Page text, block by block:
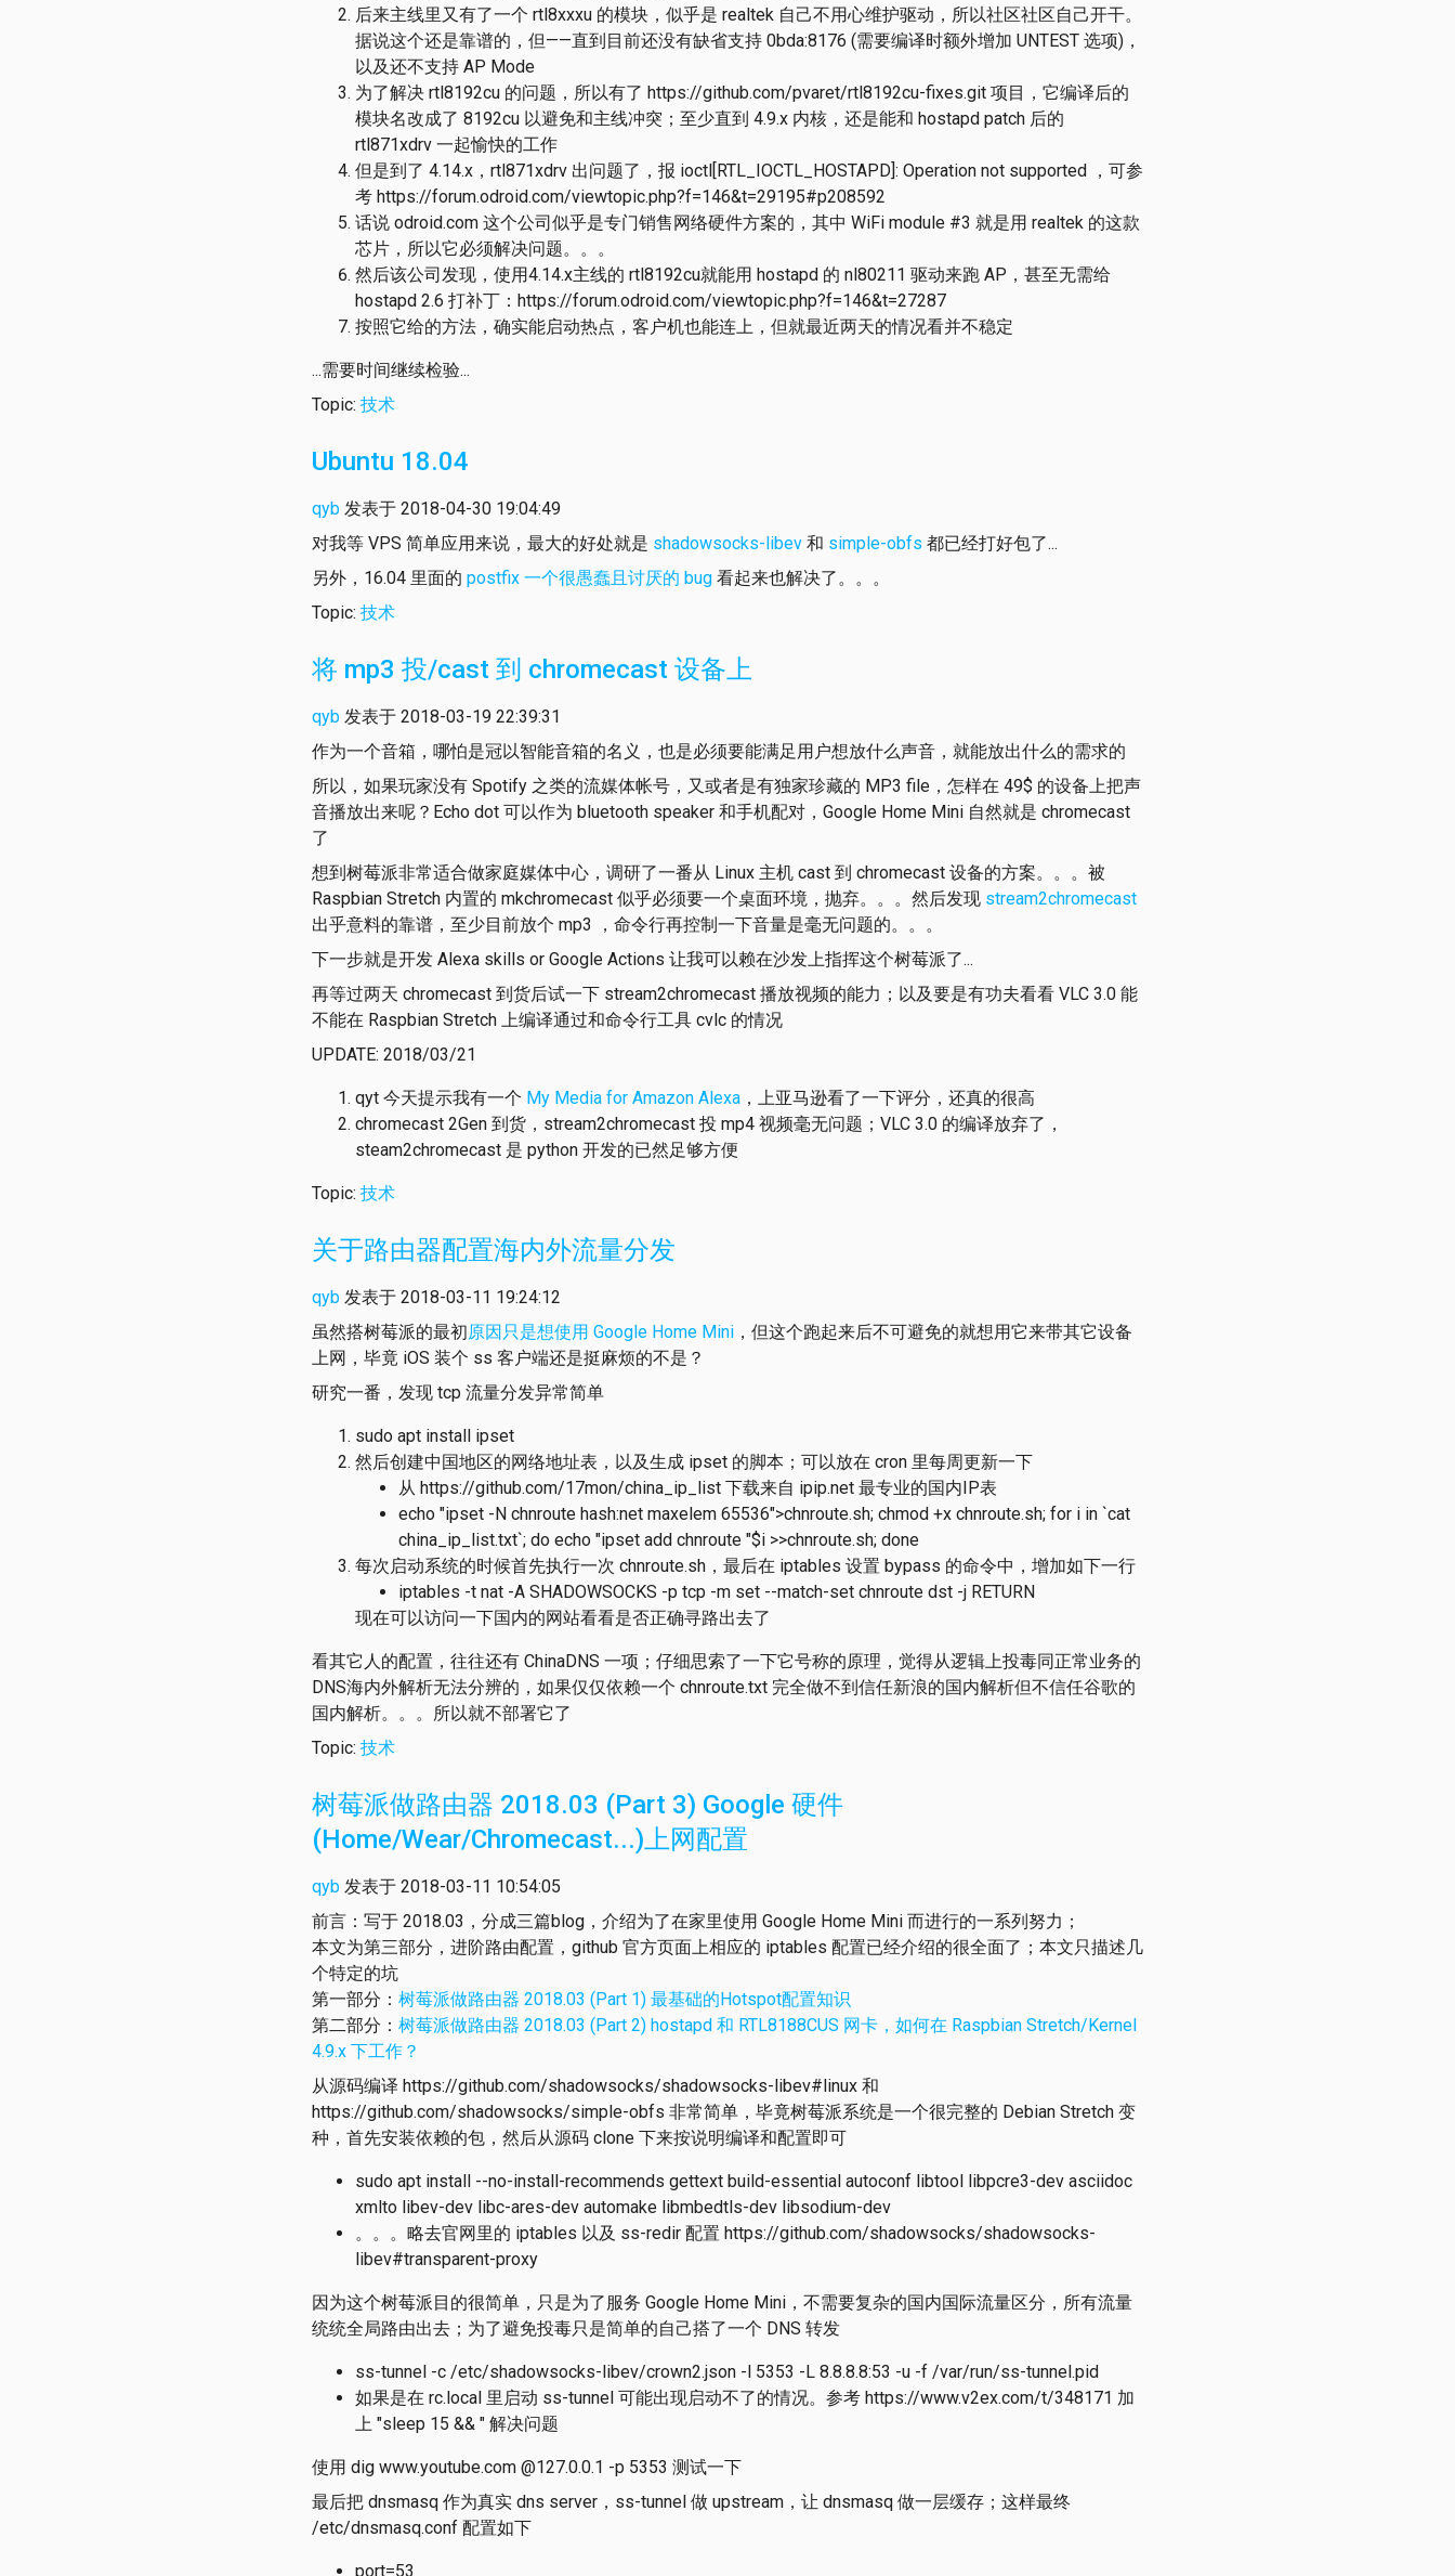
后来主线里又有了一个 rtl8xxxu 的模块，似乎是 realtek 自己不用心维护驱动，所以社区社区自己开干。
据说这个还是靠谱的，但——直到目前还没有缺省支持 0bda:8176 (需要编译时额外增加 UNTEST 选项)，
以及还不支持 AP Mode
为了解决 rtl8192cu 的问题，所以有了 https://github.com/pvaret/rtl8192cu-fixes.git 项目，它编译后的
模块名改成了 8192cu 以避免和主线冲突；至少直到 4.9.x 内核，还是能和 hostapd patch 后的
rtl871xdrv 一起愉快的工作
但是到了 4.14.x，rtl871xdrv 出问题了，报 ioctl[RTL_IOCTL_HOSTAPD]: Operation not supported ，可参
考 https://forum.odroid.com/viewtopic.php?f=146&t=29195#p208592
话说 odroid.com 这个公司似乎是专门销售网络硬件方案的，其中 WiFi module #3 就是用 realtek 的这款
芯片，所以它必须解决问题。。。
然后该公司发现，使用4.14.x主线的 rtl8192cu就能用 hostapd 的 nl80211 驱动来跑 AP，甚至无需给
hostapd 2.6 打补丁：https://forum.odroid.com/viewtopic.php?f=146&t=27287
按照它给的方法，确实能启动热点，客户机也能连上，但就最近两天的情况看并不稳定
...需要时间继续检验...
Topic: 技术
Ubuntu 18.04
qyb 发表于 2018-04-30 19:04:49
对我等 VPS 简单应用来说，最大的好处就是 shadowsocks-libev 和 simple-obfs 都已经打好包了...
另外，16.04 里面的 postfix 一个很愚蠢且讨厌的 bug 看起来也解决了。。。
Topic: 技术
将 mp3 投/cast 到 chromecast 设备上
qyb 发表于 2018-03-19 22:39:31
作为一个音箱，哪怕是冠以智能音箱的名义，也是必须要能满足用户想放什么声音，就能放出什么的需求的
所以，如果玩家没有 Spotify 之类的流媒体帐号，又或者是有独家珍藏的 MP3 file，怎样在 49$ 的设备上把声
音播放出来呢？Echo dot 可以作为 bluetooth speaker 和手机配对，Google Home Mini 自然就是 chromecast
了
想到树莓派非常适合做家庭媒体中心，调研了一番从 Linux 主机 cast 到 chromecast 设备的方案。。。被
Raspbian Stretch 内置的 mkchromecast 似乎必须要一个桌面环境，抛弃。。。然后发现 stream2chromecast
出乎意料的靠谱，至少目前放个 mp3 ，命令行再控制一下音量是毫无问题的。。。
下一步就是开发 Alexa skills or Google Actions 让我可以赖在沙发上指挥这个树莓派了...
再等过两天 chromecast 到货后试一下 stream2chromecast 播放视频的能力；以及要是有功夫看看 VLC 3.0 能
不能在 Raspbian Stretch 上编译通过和命令行工具 cvlc 的情况
UPDATE: 2018/03/21
qyt 今天提示我有一个 My Media for Amazon Alexa ，上亚马逊看了一下评分，还真的很高
chromecast 2Gen 到货，stream2chromecast 投 mp4 视频毫无问题；VLC 3.0 的编译放弃了，
steam2chromecast 是 python 开发的已然足够方便
Topic: 技术
关于路由器配置海内外流量分发
qyb 发表于 2018-03-11 19:24:12
虽然搭树莓派的最初原因只是想使用 Google Home Mini ，但这个跑起来后不可避免的就想用它来带其它设备
上网，毕竟 iOS 装个 ss 客户端还是挺麻烦的不是？
研究一番，发现 tcp 流量分发异常简单
sudo apt install ipset
然后创建中国地区的网络地址表，以及生成 ipset 的脚本；可以放在 cron 里每周更新一下
从 https://github.com/17mon/china_ip_list 下载来自 ipip.net 最专业的国内IP表
echo "ipset -N chnroute hash:net maxelem 65536">chnroute.sh; chmod +x chnroute.sh; for i in `cat
china_ip_list.txt`; do echo "ipset add chnroute "$i >>chnroute.sh; done
每次启动系统的时候首先执行一次 chnroute.sh，最后在 iptables 设置 bypass 的命令中，增加如下一行
iptables -t nat -A SHADOWSOCKS -p tcp -m set --match-set chnroute dst -j RETURN
现在可以访问一下国内的网站看看是否正确寻路出去了
看其它人的配置，往往还有 ChinaDNS 一项；仔细思索了一下它号称的原理，觉得从逻辑上投毒同正常业务的
DNS海内外解析无法分辨的，如果仅仅依赖一个 chnroute.txt 完全做不到信任新浪的国内解析但不信任谷歌的
国内解析。。。所以就不部署它了
Topic: 技术
树莓派做路由器 2018.03 (Part 3) Google 硬件
(Home/Wear/Chromecast...)上网配置
qyb 发表于 2018-03-11 10:54:05
前言：写于 2018.03，分成三篇blog，介绍为了在家里使用 Google Home Mini 而进行的一系列努力；
本文为第三部分，进阶路由配置，github 官方页面上相应的 iptables 配置已经介绍的很全面了；本文只描述几
个特定的坑
第一部分： 树莓派做路由器 2018.03 (Part 1) 最基础的Hotspot配置知识
第二部分： 树莓派做路由器 2018.03 (Part 2) hostapd 和 RTL8188CUS 网卡，如何在 Raspbian Stretch/Kernel
4.9.x 下工作？
从源码编译 https://github.com/shadowsocks/shadowsocks-libev#linux 和
https://github.com/shadowsocks/simple-obfs 非常简单，毕竟树莓派系统是一个很完整的 Debian Stretch 变
种，首先安装依赖的包，然后从源码 clone 下来按说明编译和配置即可
sudo apt install --no-install-recommends gettext build-essential autoconf libtool libpcre3-dev asciidoc
xmlto libev-dev libc-ares-dev automake libmbedtls-dev libsodium-dev
。。。略去官网里的 iptables 以及 ss-redir 配置 https://github.com/shadowsocks/shadowsocks-
libev#transparent-proxy
因为这个树莓派目的很简单，只是为了服务 Google Home Mini，不需要复杂的国内国际流量区分，所有流量
统统全局路由出去；为了避免投毒只是简单的自己搭了一个 DNS 转发
ss-tunnel -c /etc/shadowsocks-libev/crown2.json -l 5353 -L 8.8.8.8:53 -u -f /var/run/ss-tunnel.pid
如果是在 rc.local 里启动 ss-tunnel 可能出现启动不了的情况。参考 https://www.v2ex.com/t/348171 加
上 "sleep 15 && " 解决问题
使用 dig www.youtube.com @127.0.0.1 -p 5353 测试一下
最后把 dnsmasq 作为真实 dns server，ss-tunnel 做 upstream，让 dnsmasq 做一层缓存；这样最终
/etc/dnsmasq.conf 配置如下
port=53